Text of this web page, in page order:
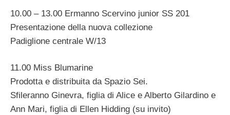
10.00 – 13.00 Ermanno Scervino junior SS 201
Presentazione della nuova collezione
Padiglione centrale W/13
11.00 Miss Blumarine
Prodotta e distribuita da Spazio Sei.
Sfileranno Ginevra, figlia di Alice e Alberto Gilardino e
Ann Mari, figlia di Ellen Hidding (su invito)